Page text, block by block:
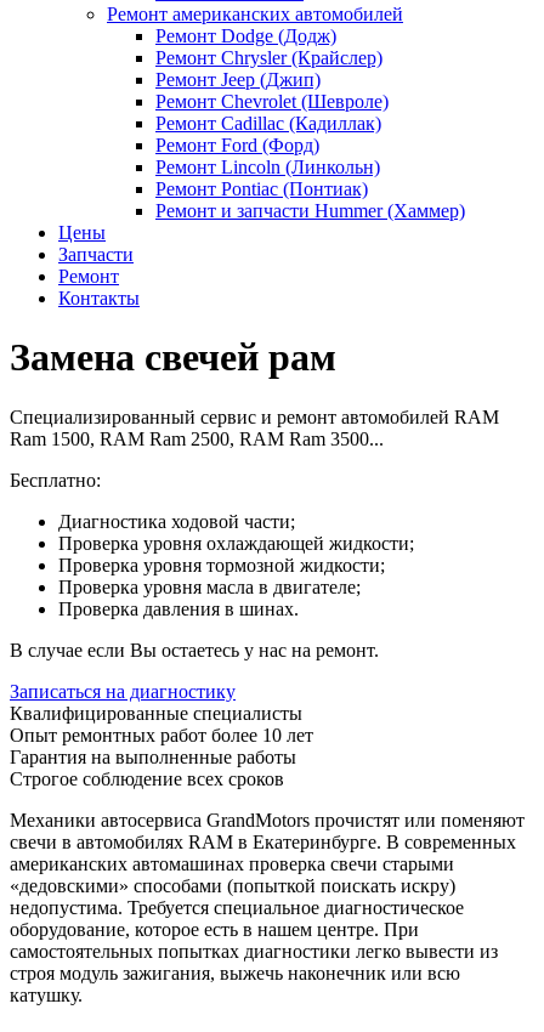
Ремонт американских автомобилей
Ремонт Dodge (Додж)
Ремонт Chrysler (Крайслер)
Ремонт Jeep (Джип)
Ремонт Chevrolet (Шевроле)
Ремонт Cadillac (Кадиллак)
Ремонт Ford (Форд)
Ремонт Lincoln (Линкольн)
Ремонт Pontiac (Понтиак)
Ремонт и запчасти Hummer (Хаммер)
Цены
Запчасти
Ремонт
Контакты
Замена свечей рам
Специализированный сервис и ремонт автомобилей RAM
Ram 1500, RAM Ram 2500, RAM Ram 3500...
Бесплатно:
Диагностика ходовой части;
Проверка уровня охлаждающей жидкости;
Проверка уровня тормозной жидкости;
Проверка уровня масла в двигателе;
Проверка давления в шинах.
В случае если Вы остаетесь у нас на ремонт.
Записаться на диагностику
Квалифицированные специалисты
Опыт ремонтных работ более 10 лет
Гарантия на выполненные работы
Строгое соблюдение всех сроков
Механики автосервиса GrandMotors прочистят или поменяют
свечи в автомобилях RAM в Екатеринбурге. В современных
американских автомашинах проверка свечи старыми
«дедовскими» способами (попыткой поискать искру)
недопустима. Требуется специальное диагностическое
оборудование, которое есть в нашем центре. При
самостоятельных попытках диагностики легко вывести из
строя модуль зажигания, выжечь наконечник или всю
катушку.